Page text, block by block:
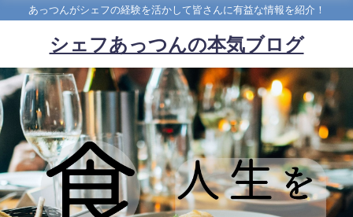
あっつんがシェフの経験を活かして皆さんに有益な情報を紹介！
シェフあっつんの本気ブログ